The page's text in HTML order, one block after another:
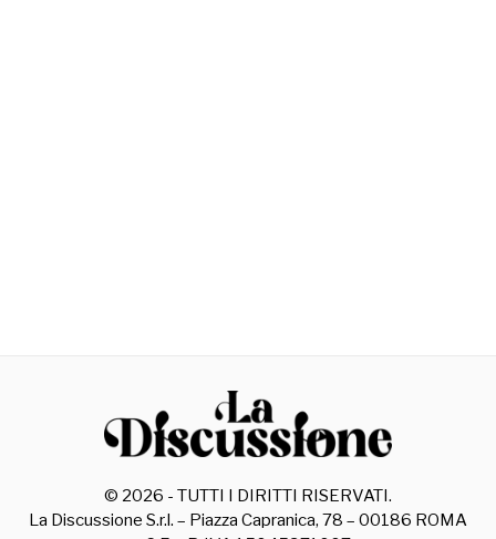
© 2026 - TUTTI I DIRITTI RISERVATI.
La Discussione S.r.l. – Piazza Capranica, 78 – 00186 ROMA